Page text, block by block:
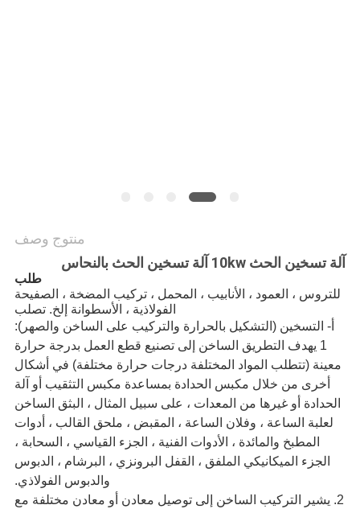
منتوج وصف
آلة تسخين الحث 10kw آلة تسخين الحث بالنحاس
طلب
للتروس ، العمود ، الأنابيب ، المحمل ، تركيب المضخة ، الصفيحة
الفولاذية ، الأسطوانة إلخ. تصلب
أ- التسخين (التشكيل بالحرارة والتركيب على الساخن والصهر):
1 يهدف التطريق الساخن إلى تصنيع قطع العمل بدرجة حرارة
معينة (تتطلب المواد المختلفة درجات حرارة مختلفة) في أشكال
أخرى من خلال مكبس الحدادة بمساعدة مكبس التثقيب أو آلة
الحدادة أو غيرها من المعدات ، على سبيل المثال ، البثق الساخن
لعلبة الساعة ، وفلان الساعة ، المقبض ، ملحق القالب ، أدوات
المطبخ والمائدة ، الأدوات الفنية ، الجزء القياسي ، السحابة ،
الجزء الميكانيكي الملفق ، القفل البرونزي ، البرشام ، الدبوس
والدبوس الفولاذي.
2. يشير التركيب الساخن إلى توصيل معادن أو معادن مختلفة مع